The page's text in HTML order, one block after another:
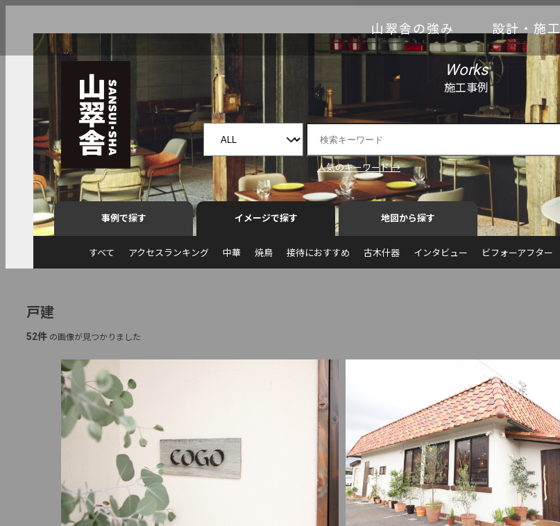
山翠舎の強み 設計・施工
Works
施工事例
人気のキーワード →
事例で探す イメージで探す 地図から探す
すべて アクセスランキング 中華 焼鳥 接待におすすめ 古木什器 インタビュー ビフォーアフター
戸建
52件 の画像が見つかりました